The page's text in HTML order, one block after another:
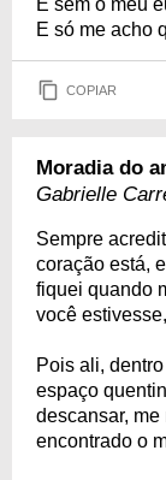
E sem o meu
E só me acho
COPIAR
Moradia do
Gabrielle
Sempre
coração está,
fiquei quando
você
Pois ali,
espaço
descansar,
encontrado o